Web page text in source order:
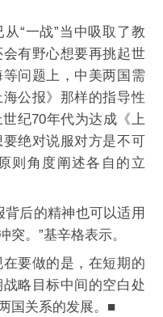
“一战”当中吸取了教
有野心想要再挑起世
问题上，中美两国需
公报》那样的指导性
纪70年代为达成《上
绝对说服对方是不可
则角度阐述各自的立
后的精神也可以适用
突。”基辛格表示。
要做的是，在短期的
略目标中间的空白处
国关系的发展。■